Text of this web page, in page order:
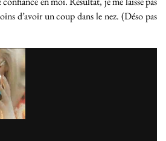
d’avoir un coup dans le nez. (Déso pas